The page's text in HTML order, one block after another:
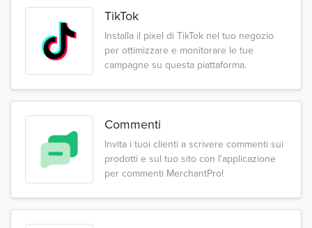
TikTok
Installa il pixel di TikTok nel tuo negozio
per ottimizzare e monitorare le tue
campagne su questa piattaforma.
Commenti
Invita i tuoi clienti a scrivere commenti sui
prodotti e sul tuo sito con l'applicazione
per commenti MerchantPro!